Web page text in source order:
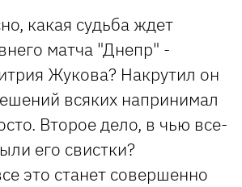
какая судьба ждет
матча "Днепр" -
Жукова? Накрутил он
всяких напринимал
Второе дело, в чью все-
его свистки?
это станет совершенно